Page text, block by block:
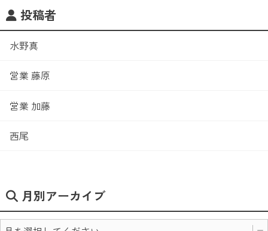
投稿者
水野真
営業 藤原
営業 加藤
西尾
月別アーカイブ